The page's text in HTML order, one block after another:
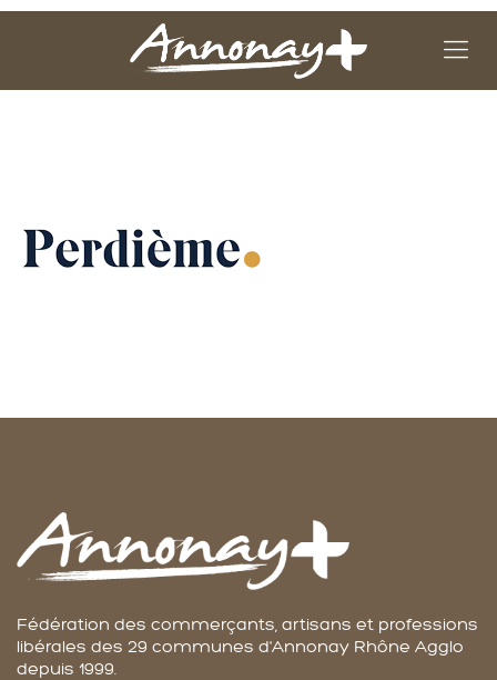
Fédération des commerçants, artisans et professions
libérales des 29 communes d'Annonay Rhône Agglo
depuis 1999.